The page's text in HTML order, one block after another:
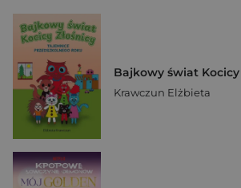
Bajkowy świat Kocicy
Krawczun Elżbieta